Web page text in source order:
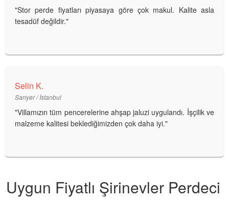
"Stor perde fiyatları piyasaya göre çok makul. Kalite asla
tesadüf değildir."
Selin K.
Sarıyer / İstanbul
"Villamızın tüm pencerelerine ahşap jaluzi uygulandı. İşçilik ve
malzeme kalitesi beklediğimizden çok daha iyi."
Uygun Fiyatlı Şirinevler Perdeci